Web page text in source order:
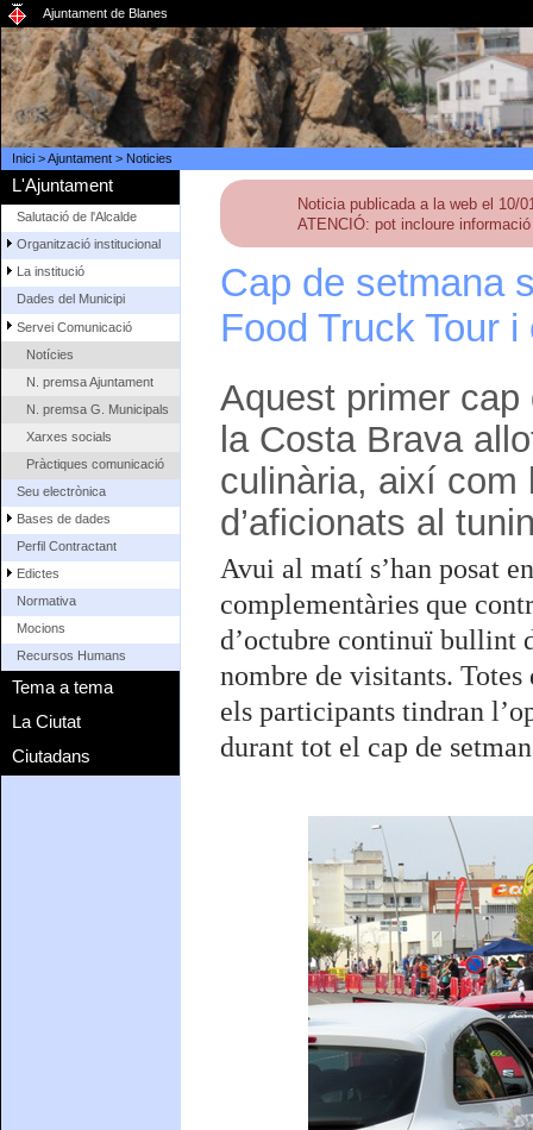
Ajuntament de Blanes
Inici>Ajuntament> Noticies
L'Ajuntament
Salutació de l'Alcalde
Organització institucional
La institució
Dades del Municipi
Servei Comunicació
Notícies
N. premsa Ajuntament
N. premsa G. Municipals
Xarxes socials
Pràctiques comunicació
Seu electrònica
Bases de dades
Perfil Contractant
Edictes
Normativa
Mocions
Recursos Humans
Tema a tema
La Ciutat
Ciutadans
Noticia publicada a la web el 10/
ATENCIÓ: pot incloure
Cap de setmana
Food Truck Tour
Aquest primer cap
la Costa Brava
culinària, així com
d’aficionats al
Avui al matí s’han posat
complementàries que
d’octubre continuï bullint
nombre de visitants. Totes
els participants tindran
durant tot el cap de